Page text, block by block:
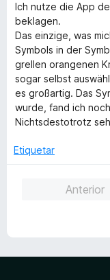
o
r
ó
c
o
n
4
d
5
Ich nutze die App
beklagen.
Das einzige, was
Symbols in der
grellen orangenen
sogar selbst
es großartig. Das
wurde, fand ich
Nichtsdestotrotz
Etiquetar
Anterior